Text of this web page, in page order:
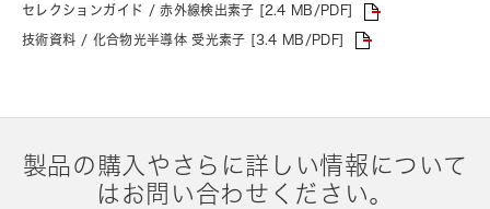
セレクションガイド / 赤外線検出素子 [2.4 MB/PDF]
技術資料 / 化合物光半導体 受光素子 [3.4 MB/PDF]
製品の購入やさらに詳しい情報について
はお問い合わせください。